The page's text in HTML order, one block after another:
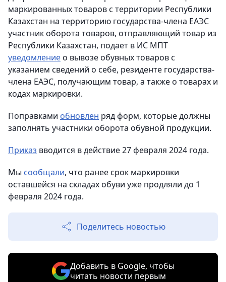
маркированных товаров с территории Республики
Казахстан на территорию государства-члена ЕАЭС
участник оборота товаров, отправляющий товар из
Республики Казахстан, подает в ИС МПТ
уведомлениео вывозе обувных товаров с
указанием сведений о себе, резиденте государства-
члена ЕАЭС, получающим товар, а также о товарах и
кодах маркировки.
Поправками обновлен ряд форм, которые должны
заполнять участники оборота обувной продукции.
Приказ вводится в действие 27 февраля 2024 года.
Мы сообщали, что ранее срок маркировки
оставшейся на складах обуви уже продляли до 1
февраля 2024 года.
Поделитесь новостью
Добавить в Google, чтобы
читать новости первым